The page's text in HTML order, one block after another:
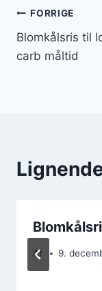
FORRIGE
Blomkålsris til
carb måltid
Af 9.